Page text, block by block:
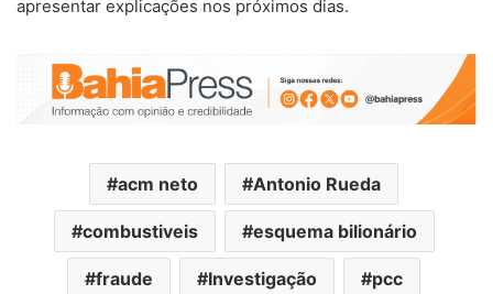
apresentar explicações nos próximos dias.
acm neto Antonio Rueda
combustiveis esquema bilionário
fraude Investigação pcc